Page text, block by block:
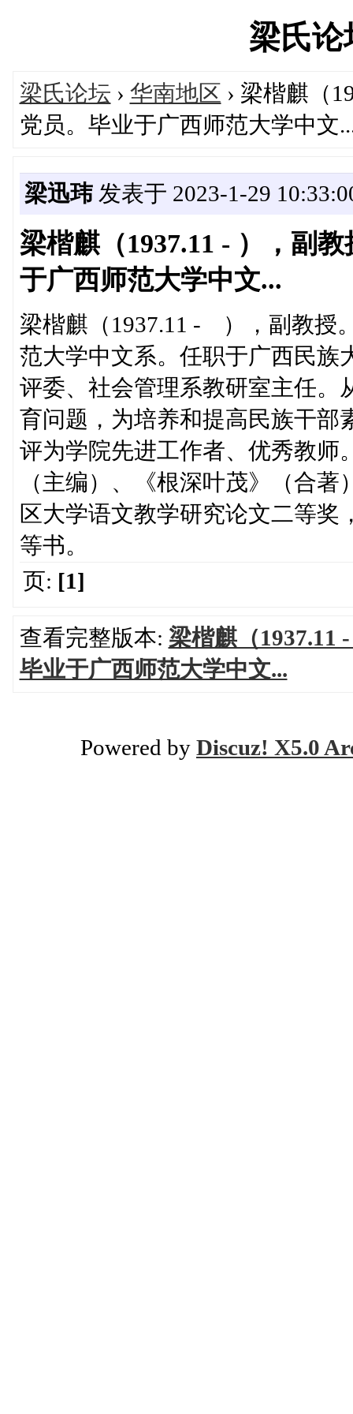
梁氏
梁氏论坛 › 华南地区 › 梁楷麒（
党员。毕业于广西师范大学中文
梁迅玮发表于 2023-1-29
梁楷麒（1937.11 - ），副
于广西师范大学中文...
梁楷麒（1937.11 - ），副教授
范大学中文系。任职于广西民族
评委、社会管理系教研室主任。
育问题，为培养和提高民族干部
评为学院先进工作者、优秀教师
（主编）、《根深叶茂》（合
区大学语文教学研究论文二等
等书。
页: [1]
查看完整版本: 梁楷麒（1937.11
毕业于广西师范大学中文...
Powered by Discuz! X5.0